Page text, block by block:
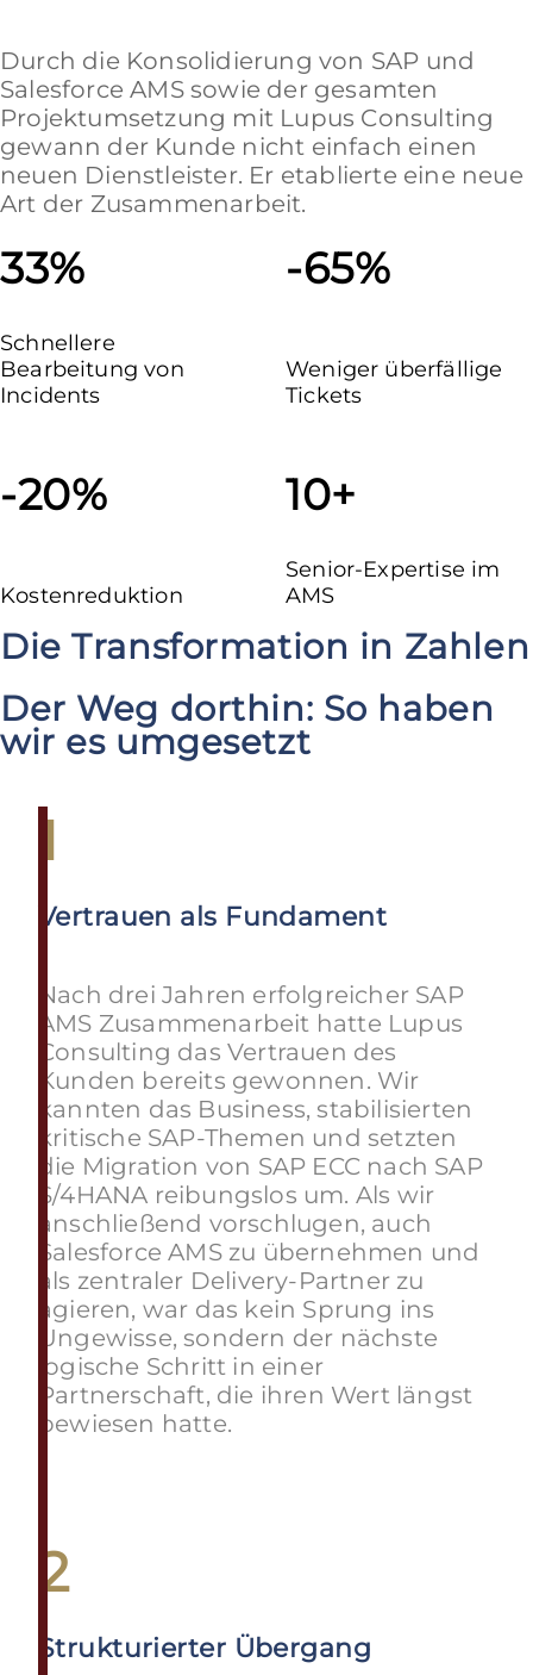
Durch die Konsolidierung von SAP und
Salesforce AMS sowie der gesamten
Projektumsetzung mit Lupus Consulting
gewann der Kunde nicht einfach einen
neuen Dienstleister. Er etablierte eine neue
Art der Zusammenarbeit.
33%
Schnellere
Bearbeitung von
Incidents
-65%
Weniger überfällige
Tickets
-20%
Kostenreduktion
10+
Senior-Expertise im
AMS
Die Transformation in Zahlen
Der Weg dorthin: So haben
wir es umgesetzt
1
Vertrauen als Fundament
Nach drei Jahren erfolgreicher SAP
AMS Zusammenarbeit hatte Lupus
Consulting das Vertrauen des
Kunden bereits gewonnen. Wir
kannten das Business, stabilisierten
kritische SAP-Themen und setzten
die Migration von SAP ECC nach SAP
S/4HANA reibungslos um. Als wir
anschließend vorschlugen, auch
Salesforce AMS zu übernehmen und
als zentraler Delivery-Partner zu
agieren, war das kein Sprung ins
Ungewisse, sondern der nächste
logische Schritt in einer
Partnerschaft, die ihren Wert längst
bewiesen hatte.
2
Strukturierter Übergang